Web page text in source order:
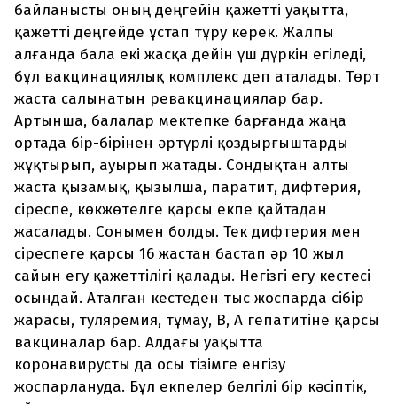
байланысты оның деңгейін қажетті уақытта,
қажетті деңгейде ұстап тұру керек. Жалпы
алғанда бала екі жасқа дейін үш дүркін егіледі,
бұл вакцинациялық комплекс деп аталады. Төрт
жаста салынатын ревакцинациялар бар.
Артынша, балалар мектепке барғанда жаңа
ортада бір-бірінен әртүрлі қоздырғыштарды
жұқтырып, ауырып жатады. Сондықтан алты
жаста қызамық, қызылша, паратит, дифтерия,
сіреспе, көкжөтелге қарсы екпе қайтадан
жасалады. Сонымен болды. Тек дифтерия мен
сіреспеге қарсы 16 жастан бастап әр 10 жыл
сайын егу қажеттілігі қалады. Негізгі егу кестесі
осындай. Аталған кестеден тыс жоспарда сібір
жарасы, туляремия, тұмау, В, А гепатитіне қарсы
вакциналар бар. Алдағы уақытта
коронавирусты да осы тізімге енгізу
жоспарлануда. Бұл екпелер белгілі бір кәсіптік,